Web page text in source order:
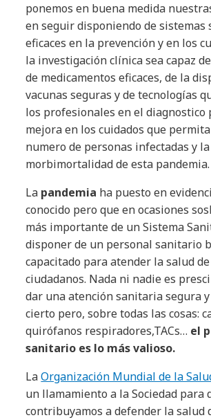
ponemos en buena medida
en seguir disponiendo de sistemas
eficaces en la prevención y en los
la investigación clínica sea capaz
de medicamentos eficaces, de la
vacunas seguras y de tecnologías
los profesionales en el diagnostico
mejora en los cuidados que
numero de personas infectadas y la
morbimortalidad de esta pandemia.
La pandemia ha puesto en
conocido pero que en ocasiones
más importante de un Sistema
disponer de un personal sanitario
capacitado para atender la salud
ciudadanos. Nada ni nadie es
dar una atención sanitaria segura y
cierto pero, sobre todas las cosas:
quirófanos respiradores,TACs… el
sanitario es lo más valioso.
LaOrganización Mundial de la
un llamamiento a la Sociedad para
contribuyamos a defender la salud